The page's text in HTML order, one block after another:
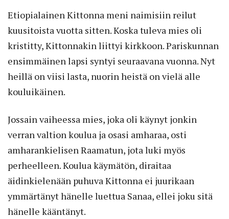
Etiopialainen Kittonna meni naimisiin reilut
kuusitoista vuotta sitten. Koska tuleva mies oli
kristitty, Kittonnakin liittyi kirkkoon. Pariskunnan
ensimmäinen lapsi syntyi seuraavana vuonna. Nyt
heillä on viisi lasta, nuorin heistä on vielä alle
kouluikäinen.
Jossain vaiheessa mies, joka oli käynyt jonkin
verran valtion koulua ja osasi amharaa, osti
amharankielisen Raamatun, jota luki myös
perheelleen. Koulua käymätön, diraitaa
äidinkielenään puhuva Kittonna ei juurikaan
ymmärtänyt hänelle luettua Sanaa, ellei joku sitä
hänelle kääntänyt.